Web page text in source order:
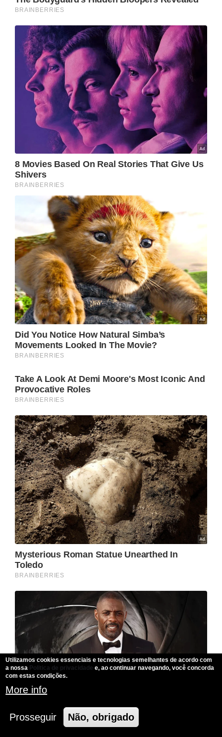
Utilizamos cookies essenciais e tecnologias semelhantes de acordo com
a nossa Politica de privacidade e, ao continuar navegando, você concorda
com estas condições.
More info
Prosseguir Não, obrigado